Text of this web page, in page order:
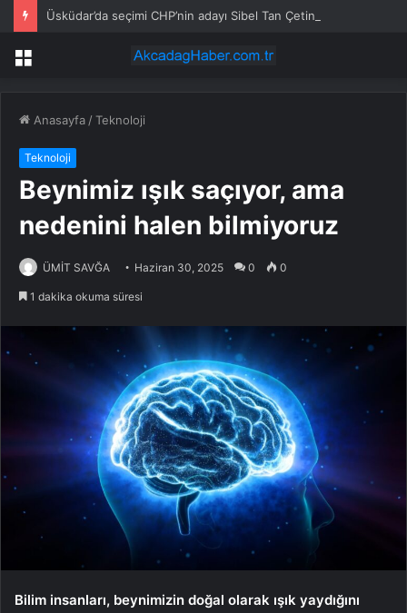
Menü
Anasayfa /Teknoloji
Teknoloji
Beynimiz ışık saçıyor, ama
nedenini halen bilmiyoruz
ÜMİT SAVĞA Haziran 30, 2025 0 0
1 dakika okuma süresi
Bilim insanları, beynimizin doğal olarak ışık yaydığını